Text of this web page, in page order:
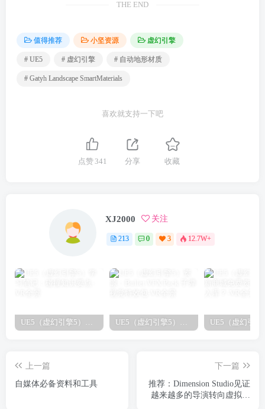
THE END
值得推荐 小坚资源 虚幻引擎
# UE5 # 虚幻引擎 # 自动地形材质
# Gatyh Landscape SmartMaterials
喜欢就支持一下吧
点赞341 分享 收藏
XJ2000 关注
213 0 3 12.7W+
UE5（虚幻引擎5）学习笔记：碰撞知识要点 UE5（虚幻引擎5）资源：Bullet VFX Pack 子弹视觉特效包
上一篇
自媒体必备资料和工具
下一篇
推荐：Dimension Studio见证
越来越多的导演转向虚拟制